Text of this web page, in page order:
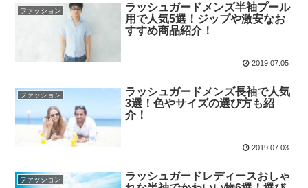
ファッション
ラッシュガードメンズ半袖プール
用で人気5選！ジップや激安なお
すすめ商品紹介！
2019.07.05
ファッション
ラッシュガードメンズ長袖で人気
3選！色やサイズの選び方も紹
介！
2019.07.03
ファッション
ラッシュガードレディースおしゃ